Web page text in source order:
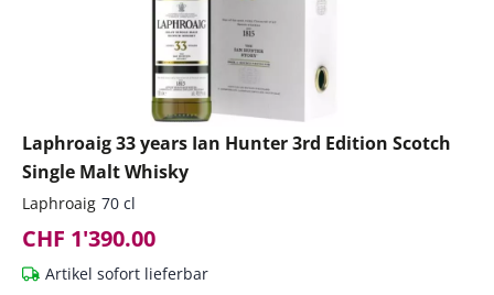
Laphroaig 33 years Ian Hunter 3rd Edition Scotch
Single Malt Whisky
Laphroaig 70 cl
CHF 1'390.00
Artikel sofort lieferbar